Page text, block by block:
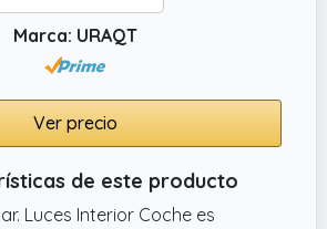
Marca: URAQT
Ver precio
de este producto
Luces Interior Coche es